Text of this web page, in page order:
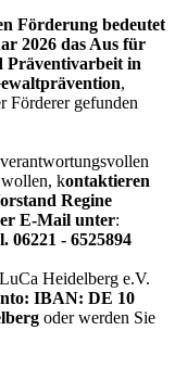
Förderung bedeutet
2026 das Aus für
Präventivarbeit in
,
Förderer gefunden
wollen, kontaktieren
Regine
E-Mail unter:
06221 - 6525894
Heidelberg e.V.
IBAN: DE 10
oder werden Sie